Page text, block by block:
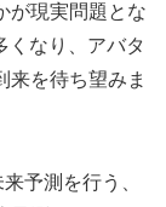
が現実問題とな
くなり、アバタ
来を待ち望みま
予測を行う、